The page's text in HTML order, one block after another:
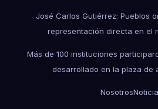
José Carlos Gutiérrez: Pueblos
representación directa en el
Más de 100 instituciones
desarrollado en la plaza de
Nosotros